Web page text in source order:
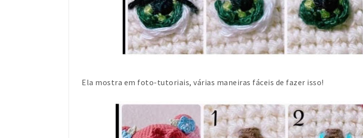
Ela mostra em foto-tutoriais, várias maneiras fáceis de fazer isso!